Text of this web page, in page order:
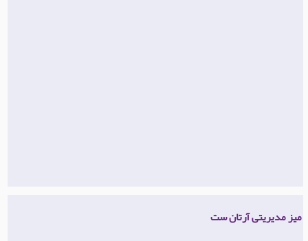
میز مدیریتی آرتان ست